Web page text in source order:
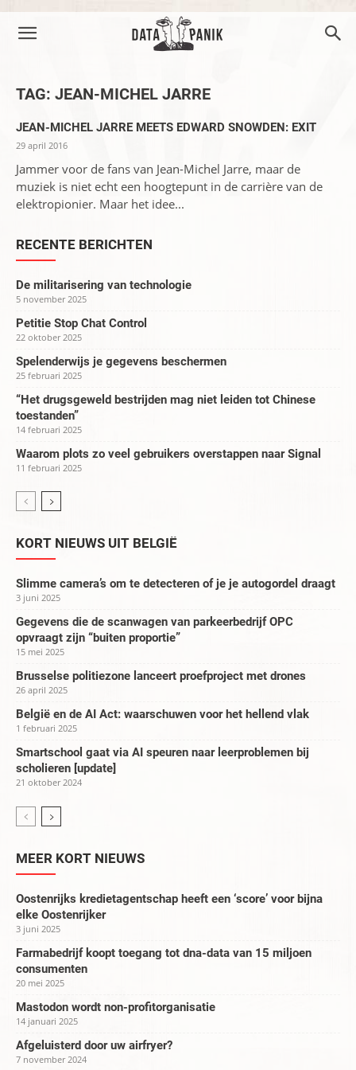
TAG: JEAN-MICHEL JARRE
JEAN-MICHEL JARRE MEETS EDWARD SNOWDEN: EXIT
29 april 2016
Jammer voor de fans van Jean-Michel Jarre, maar de
muziek is niet echt een hoogtepunt in de carrière van de
elektropionier. Maar het idee...
RECENTE BERICHTEN
De militarisering van technologie
5 november 2025
Petitie Stop Chat Control
22 oktober 2025
Spelenderwijs je gegevens beschermen
25 februari 2025
“Het drugsgeweld bestrijden mag niet leiden tot Chinese
toestanden”
14 februari 2025
Waarom plots zo veel gebruikers overstappen naar Signal
11 februari 2025
KORT NIEUWS UIT BELGIË
Slimme camera’s om te detecteren of je je autogordel draagt
3 juni 2025
Gegevens die de scanwagen van parkeerbedrijf OPC
opvraagt zijn “buiten proportie”
15 mei 2025
Brusselse politiezone lanceert proefproject met drones
26 april 2025
België en de AI Act: waarschuwen voor het hellend vlak
1 februari 2025
Smartschool gaat via AI speuren naar leerproblemen bij
scholieren [update]
21 oktober 2024
MEER KORT NIEUWS
Oostenrijks kredietagentschap heeft een ‘score’ voor bijna
elke Oostenrijker
3 juni 2025
Farmabedrijf koopt toegang tot dna-data van 15 miljoen
consumenten
20 mei 2025
Mastodon wordt non-profitorganisatie
14 januari 2025
Afgeluisterd door uw airfryer?
7 november 2024